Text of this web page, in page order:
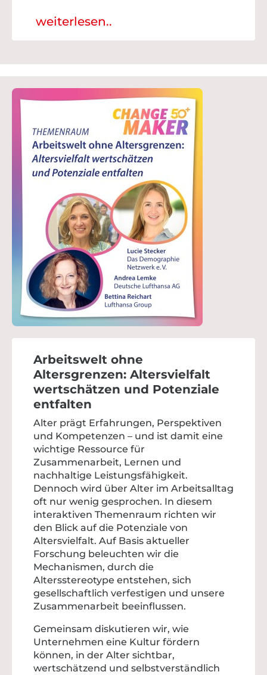
weiterlesen..
Arbeitswelt ohne
Altersgrenzen: Altersvielfalt
wertschätzen und Potenziale
entfalten
Alter prägt Erfahrungen, Perspektiven
und Kompetenzen – und ist damit eine
wichtige Ressource für
Zusammenarbeit, Lernen und
nachhaltige Leistungsfähigkeit.
Dennoch wird über Alter im Arbeitsalltag
oft nur wenig gesprochen. In diesem
interaktiven Themenraum richten wir
den Blick auf die Potenziale von
Altersvielfalt. Auf Basis aktueller
Forschung beleuchten wir die
Mechanismen, durch die
Altersstereotype entstehen, sich
gesellschaftlich verfestigen und unsere
Zusammenarbeit beeinflussen.
Gemeinsam diskutieren wir, wie
Unternehmen eine Kultur fördern
können, in der Alter sichtbar,
wertschätzend und selbstverständlich